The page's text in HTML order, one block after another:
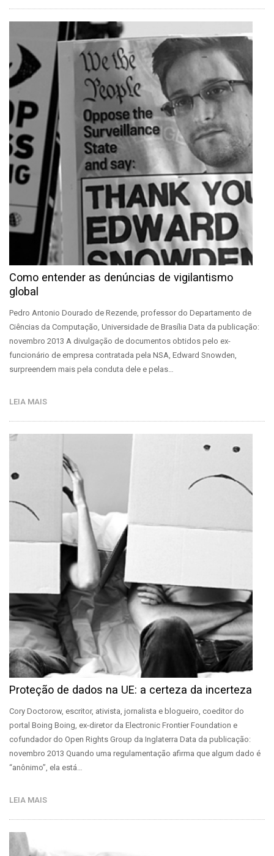
Como entender as denúncias de vigilantismo
global
Pedro Antonio Dourado de Rezende, professor do Departamento de
Ciências da Computação, Universidade de Brasília Data da publicação:
novembro 2013 A divulgação de documentos obtidos pelo ex-
funcionário de empresa contratada pela NSA, Edward Snowden,
surpreendem mais pela conduta dele e pelas…
LEIA MAIS
Proteção de dados na UE: a certeza da incerteza
Cory Doctorow, escritor, ativista, jornalista e blogueiro, coeditor do
portal Boing Boing, ex-diretor da Electronic Frontier Foundation e
cofundador do Open Rights Group da Inglaterra Data da publicação:
novembro 2013 Quando uma regulamentação afirma que algum dado é
“anônimo”, ela está…
LEIA MAIS